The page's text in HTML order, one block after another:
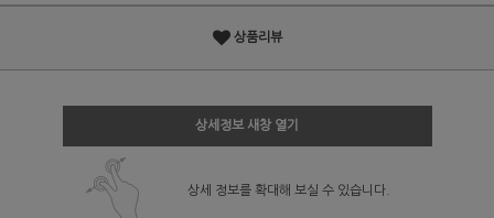
상품리뷰
상세정보 새창 열기
상세 정보를 확대해 보실 수 있습니다.